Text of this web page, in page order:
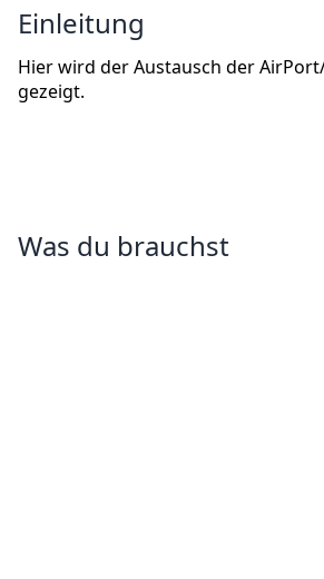
Einleitung
Hier wird der Austausch der
gezeigt.
Was du brauchst